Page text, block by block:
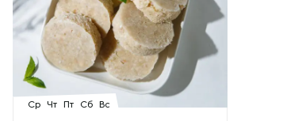
Ср Чт Пт Сб Вс